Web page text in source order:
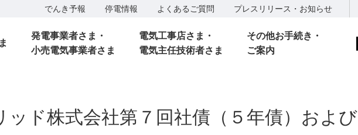
でんき予報 停電情報 よくあるご質問 プレスリリース・お知らせ
発電事業者さま・
小売電気事業者さま
電気工事店さま・
電気主任技術者さま
その他お手続き・
ご案内
ッド株式会社第７回社債（５年債）および